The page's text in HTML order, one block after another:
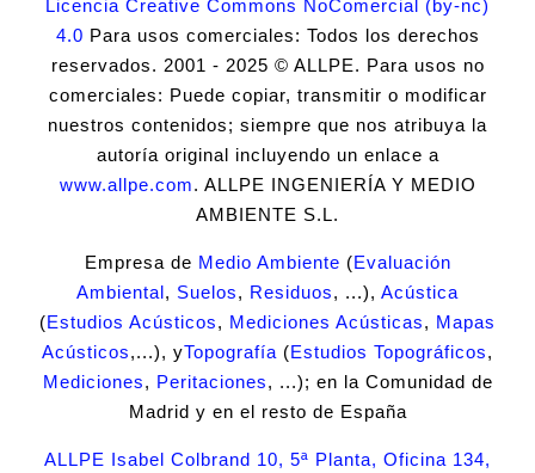
Licencia Creative Commons NoComercial (by-nc)
4.0 Para usos comerciales: Todos los derechos
reservados. 2001 - 2025 © ALLPE. Para usos no
comerciales: Puede copiar, transmitir o modificar
nuestros contenidos; siempre que nos atribuya la
autoría original incluyendo un enlace a
www.allpe.com. ALLPE INGENIERÍA Y MEDIO
AMBIENTE S.L.
Empresa de Medio Ambiente (Evaluación
Ambiental, Suelos, Residuos, ...), Acústica
(Estudios Acústicos, Mediciones Acústicas, Mapas
Acústicos,...), yTopografía (Estudios Topográficos,
Mediciones, Peritaciones, ...); en la Comunidad de
Madrid y en el resto de España
ALLPE Isabel Colbrand 10, 5ª Planta, Oficina 134,